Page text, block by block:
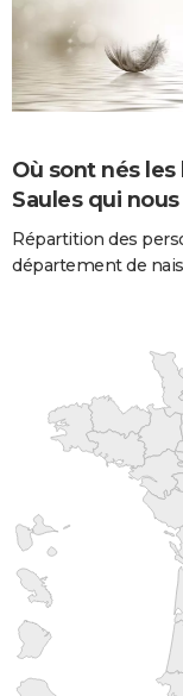
Où sont nés
Saules qui
Répartition des
département de